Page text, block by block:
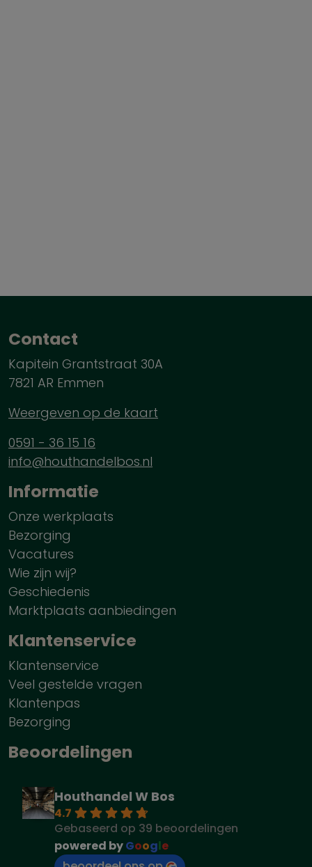
Contact
Kapitein Grantstraat 30A
7821 AR Emmen
Weergeven op de kaart
0591 - 36 15 16
info@houthandelbos.nl
Informatie
Onze werkplaats
Bezorging
Vacatures
Wie zijn wij?
Geschiedenis
Marktplaats aanbiedingen
Klantenservice
Klantenservice
Veel gestelde vragen
Klantenpas
Bezorging
Beoordelingen
Houthandel W Bos
4.7
Gebaseerd op 39 beoordelingen
powered byGoogle